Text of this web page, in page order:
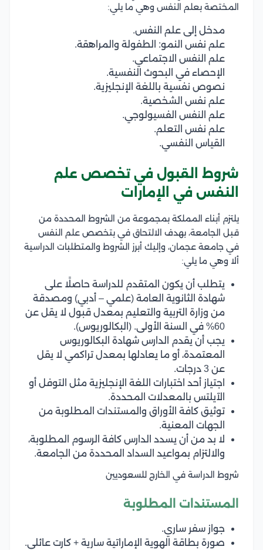
المختصة بعلم النفس وهي ما يلي:
مدخل إلى علم النفس.
علم نفس النمو: الطفولة والمراهقة.
علم النفس الاجتماعي.
الإحصاء في البحوث النفسية.
نصوص نفسية باللغة الإنجليزية.
علم نفس الشخصية.
علم النفس الفسيولوجي.
علم نفس التعلم.
القياس النفسي.
شروط القبول في تخصص علم
النفس في الإمارات
يلتزم أبناء المملكة بمجموعة من الشروط المحددة من
قبل الجامعة، بهدف الالتحاق في بتخصص علم النفس
في جامعة عجمان، وإليك أبرز الشروط والمتطلبات الدراسية
ألا وهي ما يلي:
يتطلب أن يكون المتقدم للدراسة حاصلًا على
شهادة الثانوية العامة (علمي – أدبي) ومصدقة
من وزارة التربية والتعليم بمعدل قبول لا يقل عن
60% في السنة الأولى. (البكالوريوس).
يجب أن يقدم الدارس شهادة البكالوريوس
المعتمدة، أو ما يعادلها بمعدل تراكمي لا يقل
عن 3 درجات.
اجتياز أحد اختبارات اللغة الإنجليزية مثل التوفل أو
الآيلتس بالمعدلات المحددة.
توثيق كافة الأوراق والمستندات المطلوبة من
الجهات المعنية.
لا بد من أن يسدد الدارس كافة الرسوم المطلوبة،
والالتزام بمواعيد السداد المحددة من الجامعة.
شروط الدراسة في الخارج للسعوديين
المستندات المطلوبة
جواز سفر ساري.
صورة بطاقة الهوية الإماراتية سارية + كارت عائلي.